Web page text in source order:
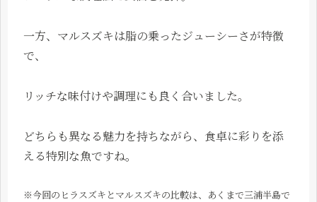
一方、マルスズキは脂の乗ったジューシーさが特徴
で、
リッチな味付けや調理にも良く合いました。
どちらも異なる魅力を持ちながら、食卓に彩りを添
える特別な魚ですね。
※今回のヒラスズキとマルスズキの比較は、あくまで三浦半島で